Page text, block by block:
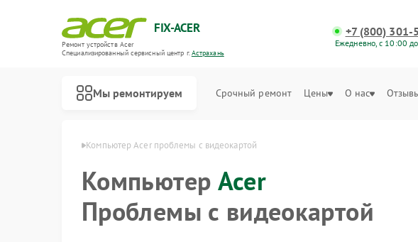
FIX-ACER
Ремонт устройств Acer
Специализированный cервисный центр г.Астрахань
+7 (800) 301-
Ежедневно, с 10:00
Мы ремонтируем Срочный ремонт Цены О нас
Acer в Астрахани Компьютер Acer проблемы с видеокартой
Компьютер Acer
Проблемы с видеокартой